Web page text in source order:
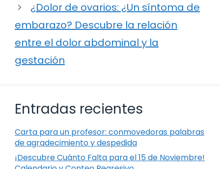
¿Dolor de ovarios: ¿Un síntoma de
embarazo? Descubre la relación
entre el dolor abdominal y la
gestación
Entradas recientes
Carta para un profesor: conmovedoras palabras
de agradecimiento y despedida
¡Descubre Cuánto Falta para el 15 de Noviembre!